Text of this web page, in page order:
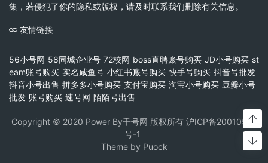
集，若侵犯了你的隐私或版权，请及时联系我们删除有关信息。
友情链接
56小号网 58同城企业号 72校网 boss直聘账号购买 JD小号购买 st
eam账号购买 实名咸鱼号 小红书账号购买 快手号购买 抖音号批发
抖音小号出售 拼多多小号购买 支付宝购买 淘宝小号购买 豆瓣小号
批发 账号购买 速号网 陌陌号出售
Copyright © 2020 Power By千号网 版权所有 沪ICP备20010537
号-1
Theme by Puock